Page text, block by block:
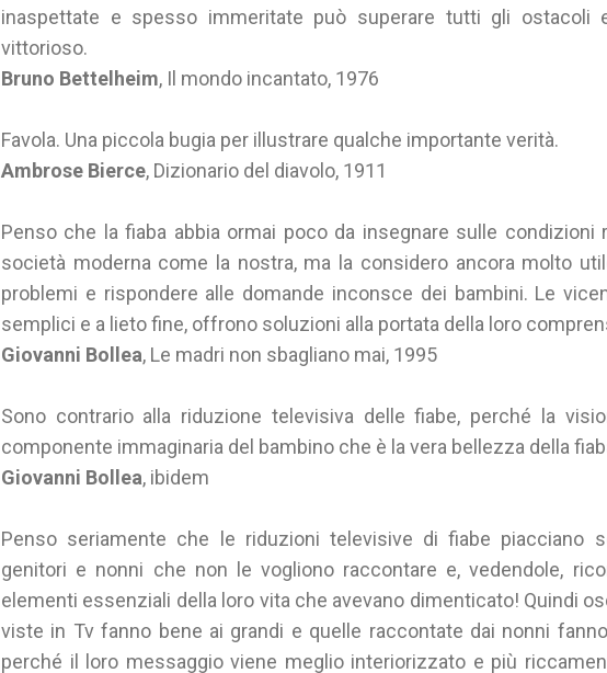
inaspettate e spesso immeritate può superare tutti gli ostacoli
vittorioso.
Bruno Bettelheim, Il mondo incantato, 1976
Favola. Una piccola bugia per illustrare qualche importante verità.
Ambrose Bierce, Dizionario del diavolo, 1911
Penso che la fiaba abbia ormai poco da insegnare sulle condizioni
società moderna come la nostra, ma la considero ancora molto
problemi e rispondere alle domande inconsce dei bambini. Le
semplici e a lieto fine, offrono soluzioni alla portata della loro
Giovanni Bollea, Le madri non sbagliano mai, 1995
Sono contrario alla riduzione televisiva delle fiabe, perché la
componente immaginaria del bambino che è la vera bellezza della
Giovanni Bollea, ibidem
Penso seriamente che le riduzioni televisive di fiabe piacciano
genitori e nonni che non le vogliono raccontare e, vedendole,
elementi essenziali della loro vita che avevano dimenticato! Quindi
viste in Tv fanno bene ai grandi e quelle raccontate dai nonni
perché il loro messaggio viene meglio interiorizzato e più